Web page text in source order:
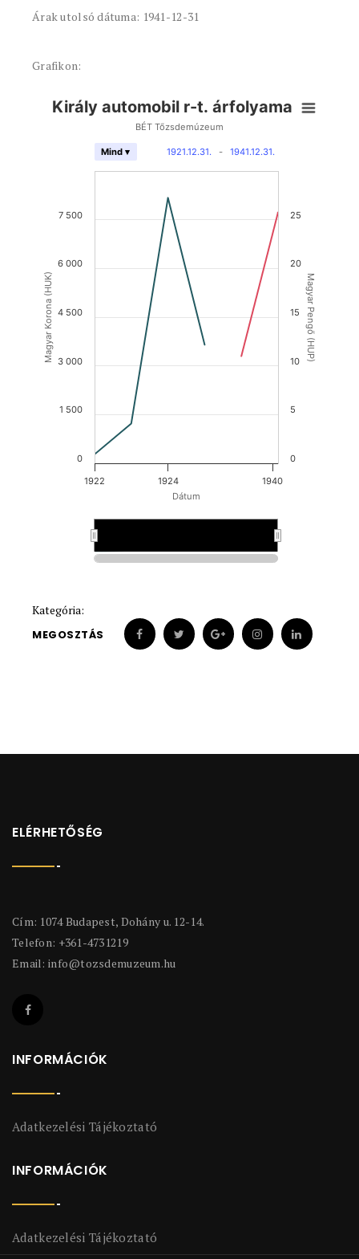
Árak utolsó dátuma: 1941-12-31
Grafikon:
Dátum
Magyar Korona (HUK) Magyar Pengő (HUP)
Király automobil r-t. árfolyama
BÉT Tőzsdemúzeum
1921.12.31. - 1941.12.31.
Mind ▾
1922 1924 1940
0
1 500
3 000
4 500
6 000
7 500
0
5
10
15
20
25
Kategória:
MEGOSZTÁS
ELÉRHETŐSÉG
Cím: 1074 Budapest, Dohány u. 12-14.
Telefon: +361-4731219
Email: info@tozsdemuzeum.hu
INFORMÁCIÓK
Adatkezelési Tájékoztató
INFORMÁCIÓK
Adatkezelési Tájékoztató